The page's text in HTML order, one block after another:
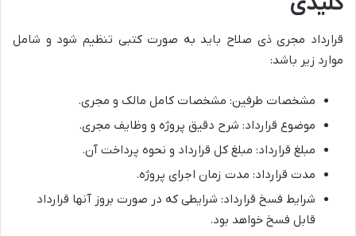
قرارداد مجری ذی صلاح باید به صورت کتبی تنظیم شود و شامل
موارد زیر باشد:
مشخصات طرفین: مشخصات کامل مالک و مجری.
موضوع قرارداد: شرح دقیق پروژه و وظایف مجری.
مبلغ قرارداد: مبلغ کل قرارداد و نحوه پرداخت آن.
مدت قرارداد: مدت زمان اجرای پروژه.
شرایط فسخ قرارداد: شرایطی که در صورت بروز آنها قرارداد
قابل فسخ خواهد بود.